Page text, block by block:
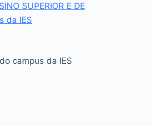
SUPERIOR E DE
da IES
campus da IES